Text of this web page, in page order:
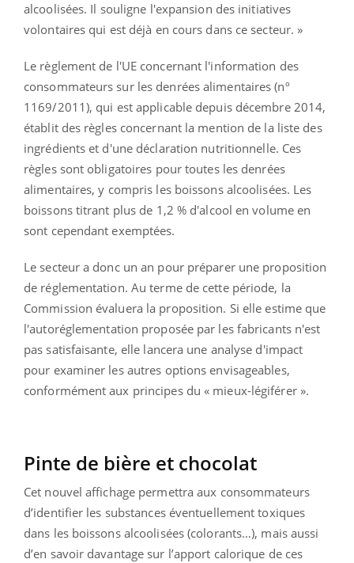
alcoolisées. Il souligne l'expansion des initiatives
volontaires qui est déjà en cours dans ce secteur. »
Le règlement de l'UE concernant l'information des
consommateurs sur les denrées alimentaires (nº
1169/2011), qui est applicable depuis décembre 2014,
établit des règles concernant la mention de la liste des
ingrédients et d'une déclaration nutritionnelle. Ces
règles sont obligatoires pour toutes les denrées
alimentaires, y compris les boissons alcoolisées. Les
boissons titrant plus de 1,2 % d'alcool en volume en
sont cependant exemptées.
Le secteur a donc un an pour préparer une proposition
de réglementation. Au terme de cette période, la
Commission évaluera la proposition. Si elle estime que
l'autoréglementation proposée par les fabricants n'est
pas satisfaisante, elle lancera une analyse d'impact
pour examiner les autres options envisageables,
conformément aux principes du « mieux-légiférer ».
Pinte de bière et chocolat
Cet nouvel affichage permettra aux consommateurs
d’identifier les substances éventuellement toxiques
dans les boissons alcoolisées (colorants…), mais aussi
d’en savoir davantage sur l’apport calorique de ces